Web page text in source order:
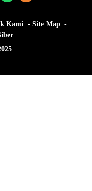
Kami
Site Map